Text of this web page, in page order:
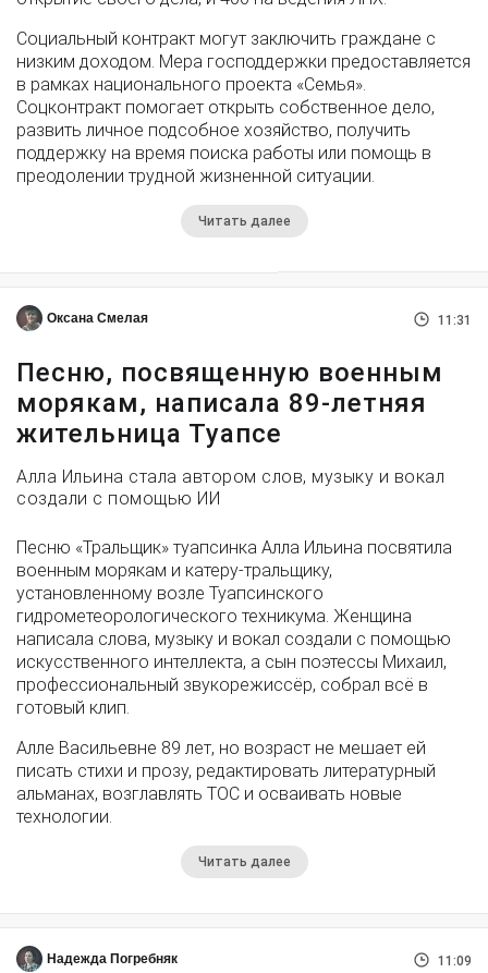
Социальный контракт могут заключить граждане с
низким доходом. Мера господдержки предоставляется
в рамках национального проекта «Семья».
Соцконтракт помогает открыть собственное дело,
развить личное подсобное хозяйство, получить
поддержку на время поиска работы или помощь в
преодолении трудной жизненной ситуации.
Читать далее
Оксана Смелая 11:31
Песню, посвященную военным
морякам, написала 89-летняя
жительница Туапсе
Алла Ильина стала автором слов, музыку и вокал
создали с помощью ИИ
Песню «Тральщик» туапсинка Алла Ильина посвятила
военным морякам и катеру-тральщику,
установленному возле Туапсинского
гидрометеорологического техникума. Женщина
написала слова, музыку и вокал создали с помощью
искусственного интеллекта, а сын поэтессы Михаил,
профессиональный звукорежиссёр, собрал всё в
готовый клип.
Алле Васильевне 89 лет, но возраст не мешает ей
писать стихи и прозу, редактировать литературный
альманах, возглавлять ТОС и осваивать новые
технологии.
Читать далее
Надежда Погребняк 11:09